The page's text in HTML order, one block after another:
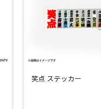
笑点 ステッカー